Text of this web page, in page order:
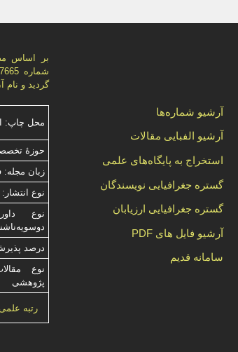
بر اساس
گردید و نام
محل چاپ:
حوزۀ
زبان مجله:
نوع
درصد پذیرش
نوع
پژوهشی
رتبه
آرشیو شماره‌ها
آرشیو الفبایی مقالات
استخراج به پایگاه‌های علمی
گستره جغرافیایی نویسندگان
گستره جغرافیایی ارزیابان
آرشیو فایل های PDF
سامانه قدیم